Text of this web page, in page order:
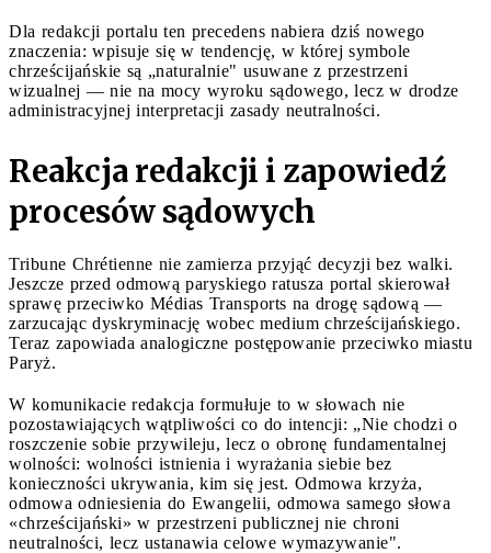
Dla redakcji portalu ten precedens nabiera dziś nowego
znaczenia: wpisuje się w tendencję, w której symbole
chrześcijańskie są „naturalnie" usuwane z przestrzeni
wizualnej — nie na mocy wyroku sądowego, lecz w drodze
administracyjnej interpretacji zasady neutralności.
Reakcja redakcji i zapowiedź
procesów sądowych
Tribune Chrétienne nie zamierza przyjąć decyzji bez walki.
Jeszcze przed odmową paryskiego ratusza portal skierował
sprawę przeciwko Médias Transports na drogę sądową —
zarzucając dyskryminację wobec medium chrześcijańskiego.
Teraz zapowiada analogiczne postępowanie przeciwko miastu
Paryż.
W komunikacie redakcja formułuje to w słowach nie
pozostawiających wątpliwości co do intencji: „Nie chodzi o
roszczenie sobie przywileju, lecz o obronę fundamentalnej
wolności: wolności istnienia i wyrażania siebie bez
konieczności ukrywania, kim się jest. Odmowa krzyża,
odmowa odniesienia do Ewangelii, odmowa samego słowa
«chrześcijański» w przestrzeni publicznej nie chroni
neutralności, lecz ustanawia celowe wymazywanie".